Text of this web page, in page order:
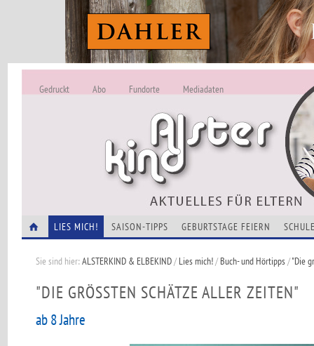
ALSTERKIND -
Alles Neu
Gedruckt Abo Fundorte Mediadaten
LIES MICH! SAISON-TIPPS GEBURTSTAGE FEIERN
Sie sind hier:ALSTERKIND & ELBEKIND/Lies mich!/Buch- und Hörtipps/"Die
"DIE GRÖSSTEN SCHÄTZE ALLER ZEITEN"
ab 8 Jahre